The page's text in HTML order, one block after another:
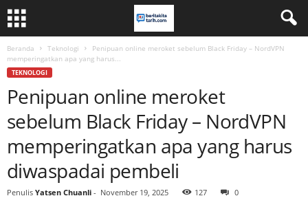
Beranda Teknologi
Penipuan online meroket sebelum Black Friday – NordVPN
memperingatkan apa yang harus...
TEKNOLOGI
Penipuan online meroket
sebelum Black Friday – NordVPN
memperingatkan apa yang harus
diwaspadai pembeli
Penulis Yatsen Chuanli - November 19, 2025 127 0